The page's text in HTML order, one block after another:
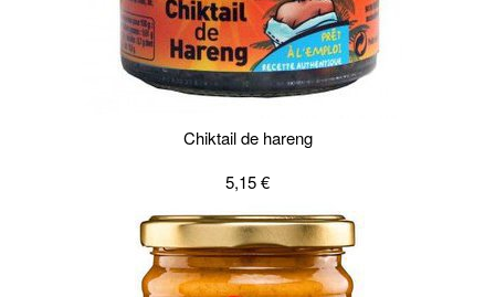
Chiktail de hareng
5,15 €